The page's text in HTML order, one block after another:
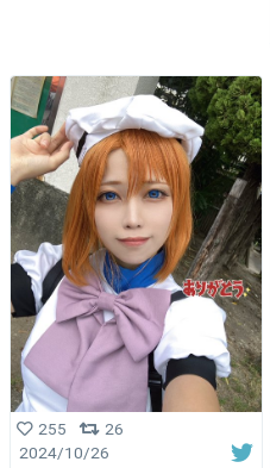
255
26
2024/10/26